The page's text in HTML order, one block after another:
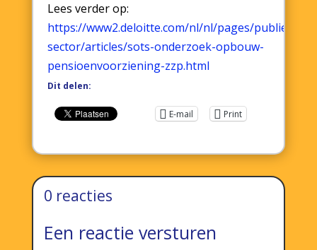
Lees verder op:
https://www2.deloitte.com/nl/nl/pages/publieke-
sector/articles/sots-onderzoek-opbouw-
pensioenvoorziening-zzp.html
Dit delen:
E-mail Print
0 reacties
Een reactie versturen